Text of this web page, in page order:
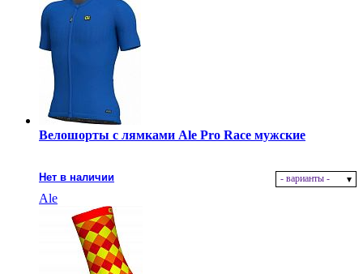
Велошорты с лямками Ale Pro Race мужские
Нет в наличии - варианты -
Ale